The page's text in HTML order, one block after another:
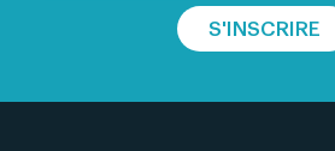
S'INSCRIRE